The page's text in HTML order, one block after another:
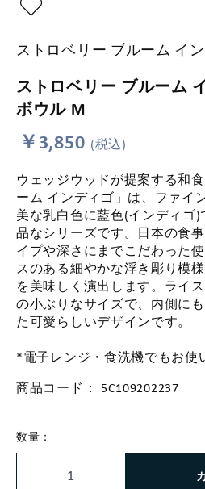
ストロベリー ブルーム イ
ストロベリー ブルーム
ボウル M
￥3,850 (税込)
ウェッジウッドが提案する和
ーム インディゴ」は、ファイ
美な乳白色に藍色(インディゴ
品なシリーズです。日本の食
イプや深さにまでこだわった
スのある細やかな浮き彫り模
を美味しく演出します。ライ
の小ぶりなサイズで、内側に
た可愛らしいデザインです。
*電子レンジ・食洗機でもお使
商品コード： 5C109202237
数量：